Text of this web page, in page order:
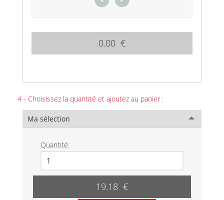
0.00 €
4 - Choisissez la quantité et ajoutez au panier :
Ma sélection
Quantité:
19.18 €